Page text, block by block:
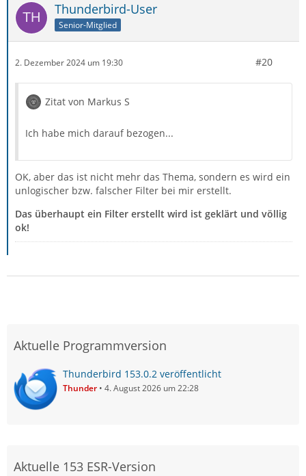
Thunderbird-User
Senior-Mitglied
2. Dezember 2024 um 19:30 #20
Zitat von Markus S
Ich habe mich darauf bezogen...
OK, aber das ist nicht mehr das Thema, sondern es wird ein
unlogischer bzw. falscher Filter bei mir erstellt.
Das überhaupt ein Filter erstellt wird ist geklärt und völlig
ok!
Aktuelle Programmversion
Thunderbird 153.0.2 veröffentlicht
Thunder 4. August 2026 um 22:28
Aktuelle 153 ESR-Version